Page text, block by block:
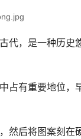
，是一种历
重要地位，
后将图案刻在